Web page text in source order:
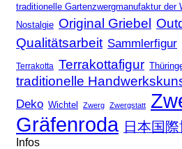
traditionelle Gartenzwergmanufaktur der
Nostalgie Original Griebel
Qualitätsarbeit Sammlerfigur
Terrakotta Terrakottafigur
traditionelle
Deko Wichtel Zwerg Zwergstatt
Gräfenroda 日本国
Infos